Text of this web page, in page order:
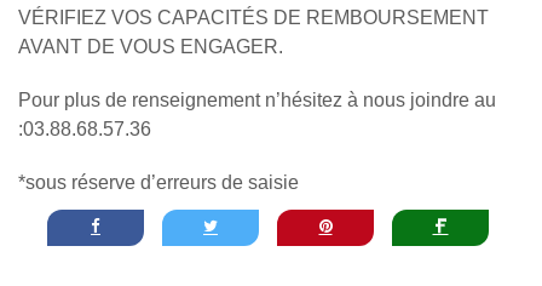
VÉRIFIEZ VOS CAPACITÉS DE REMBOURSEMENT
AVANT DE VOUS ENGAGER.
Pour plus de renseignement n’hésitez à nous joindre au
:03.88.68.57.36
*sous réserve d’erreurs de saisie